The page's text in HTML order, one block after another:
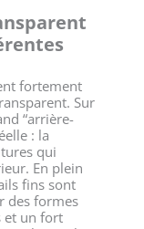
fortement
Sur
“arrière-
: la
qui
En plein
fins sont
des formes
et un fort